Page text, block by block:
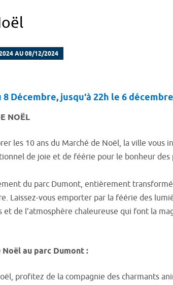
AU 08/12/2024
8 Décembre, jusqu'à 22h le 6
NOËL
les 10 ans du Marché de Noël, la ville vous
de joie et de féérie pour le bonheur
du parc Dumont, entièrement
Laissez-vous emporter par la féérie des
de l’atmosphère chaleureuse qui font la
au parc Dumont :
profitez de la compagnie des charmants